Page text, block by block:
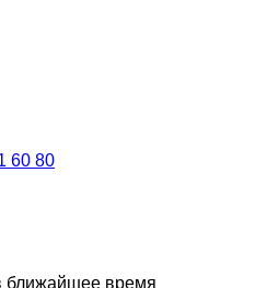
60 80
ближайшее время